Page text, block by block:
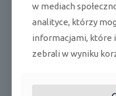
Poziom mocy
akustycznej
w mediach
analityce, którzy
informacjami, które
zebrali w wyniku